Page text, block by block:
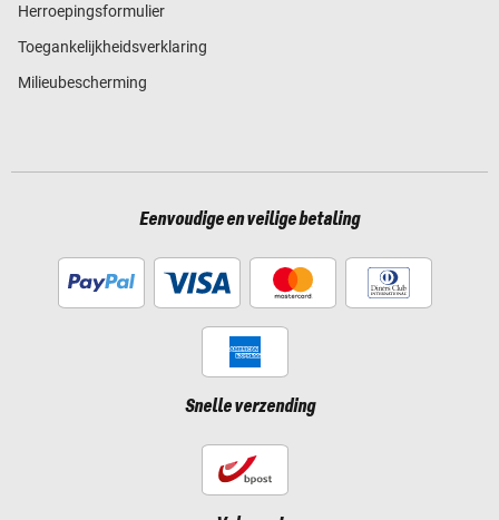
Herroepingsformulier
Toegankelijkheidsverklaring
Milieubescherming
Eenvoudige en veilige betaling
Snelle verzending